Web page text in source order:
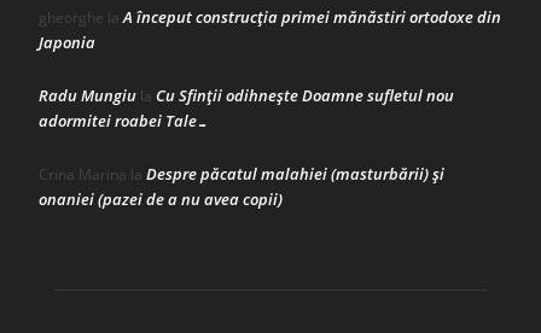
gheorghe laA început construcţia primei mănăstiri ortodoxe din
Japonia
Radu Mungiu la Cu Sfinții odihnește Doamne sufletul nou
adormitei roabei Tale…
Crina Marina la Despre păcatul malahiei (masturbării) şi
onaniei (pazei de a nu avea copii)